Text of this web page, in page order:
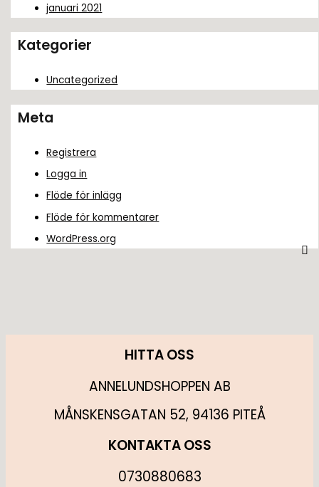
januari 2021
Kategorier
Uncategorized
Meta
Registrera
Logga in
Flöde för inlägg
Flöde för kommentarer
WordPress.org
HITTA OSS
ANNELUNDSHOPPEN AB
MÅNSKENSGATAN 52, 94136 PITEÅ
KONTAKTA OSS
0730880683